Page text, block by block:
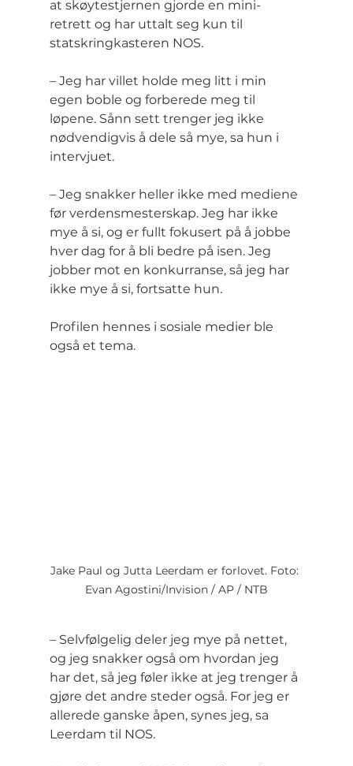
at skøytestjernen gjorde en mini-
retrett og har uttalt seg kun til
statskringkasteren NOS.
– Jeg har villet holde meg litt i min
egen boble og forberede meg til
løpene. Sånn sett trenger jeg ikke
nødvendigvis å dele så mye, sa hun i
intervjuet.
– Jeg snakker heller ikke med mediene
før verdensmesterskap. Jeg har ikke
mye å si, og er fullt fokusert på å jobbe
hver dag for å bli bedre på isen. Jeg
jobber mot en konkurranse, så jeg har
ikke mye å si, fortsatte hun.
Profilen hennes i sosiale medier ble
også et tema.
Jake Paul og Jutta Leerdam er forlovet. Foto:
Evan Agostini/Invision / AP / NTB
– Selvfølgelig deler jeg mye på nettet,
og jeg snakker også om hvordan jeg
har det, så jeg føler ikke at jeg trenger å
gjøre det andre steder også. For jeg er
allerede ganske åpen, synes jeg, sa
Leerdam til NOS.